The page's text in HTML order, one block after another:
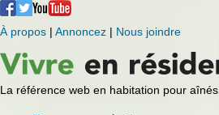
À propos | Annoncez | Nous joindre
La référence web en habitation pour aînés